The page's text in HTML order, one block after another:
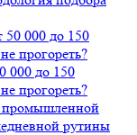
000 до 150
прогореть?